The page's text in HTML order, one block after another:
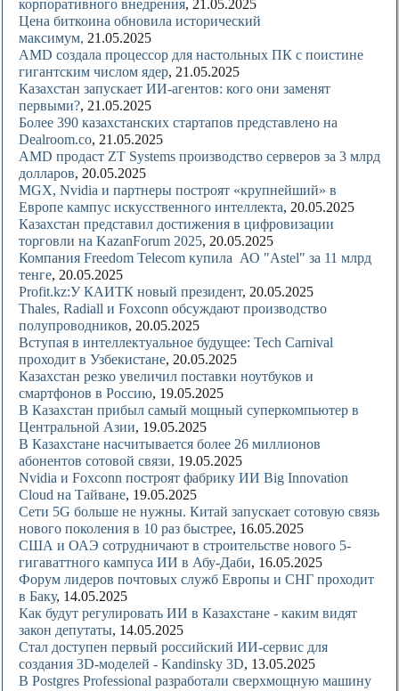
корпоративного внедрения, 21.05.2025
Цена биткоина обновила исторический
максимум, 21.05.2025
AMD создала процессор для настольных ПК с поистине
гигантским числом ядер, 21.05.2025
Казахстан запускает ИИ-агентов: кого они заменят
первыми?, 21.05.2025
Более 390 казахстанских стартапов представлено на
Dealroom.co, 21.05.2025
AMD продаст ZT Systems производство серверов за 3 млрд
долларов, 20.05.2025
MGX, Nvidia и партнеры построят «крупнейший» в
Европе кампус искусственного интеллекта, 20.05.2025
Казахстан представил достижения в цифровизации
торговли на KazanForum 2025, 20.05.2025
Компания Freedom Telecom купила АО "Astel" за 11 млрд
тенге, 20.05.2025
Profit.kz:У КАИТК новый президент, 20.05.2025
Thales, Radiall и Foxconn обсуждают производство
полупроводников, 20.05.2025
Вступая в интеллектуальное будущее: Tech Carnival
проходит в Узбекистане, 20.05.2025
Казахстан резко увеличил поставки ноутбуков и
смартфонов в Россию, 19.05.2025
В Казахстан прибыл самый мощный суперкомпьютер в
Центральной Азии, 19.05.2025
В Казахстане насчитывается более 26 миллионов
абонентов сотовой связи, 19.05.2025
Nvidia и Foxconn построят фабрику ИИ Big Innovation
Cloud на Тайване, 19.05.2025
Сети 5G больше не нужны. Китай запускает сотовую связь
нового поколения в 10 раз быстрее, 16.05.2025
США и ОАЭ сотрудничают в строительстве нового 5-
гигаваттного кампуса ИИ в Абу-Даби, 16.05.2025
Форум лидеров почтовых служб Европы и СНГ проходит
в Баку, 14.05.2025
Как будут регулировать ИИ в Казахстане - каким видят
закон депутаты, 14.05.2025
Стал доступен первый российский ИИ-сервис для
создания 3D-моделей - Kandinsky 3D, 13.05.2025
В Postgres Professional разработали сверхмощную машину